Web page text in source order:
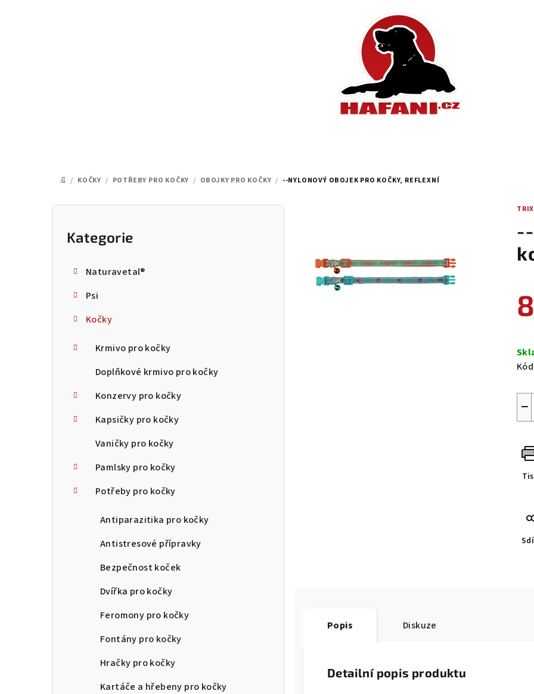
DOMŮ
/ KOČKY / POTŘEBY PRO KOČKY / OBOJKY PRO KOČKY / --NYLONOVÝ OBOJEK PRO KOČKY, REFLEXNÍ
P
Přeskočit
kategorie
Kategorie
Naturavetal®
Psi
Kočky
Krmivo pro kočky
Doplňkové krmivo pro kočky
Konzervy pro kočky
Kapsičky pro kočky
Vaničky pro kočky
Pamlsky pro kočky
Potřeby pro kočky
Antiparazitika pro kočky
Antistresové přípravky
Bezpečnost koček
Dvířka pro kočky
Feromony pro kočky
Fontány pro kočky
Hračky pro kočky
Kartáče a hřebeny pro kočky
cena:
−
Popis Diskuze
Detailní popis produktu